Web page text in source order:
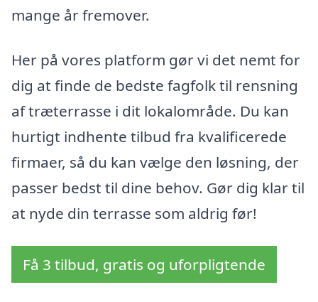
mange år fremover.
Her på vores platform gør vi det nemt for
dig at finde de bedste fagfolk til rensning
af træterrasse i dit lokalområde. Du kan
hurtigt indhente tilbud fra kvalificerede
firmaer, så du kan vælge den løsning, der
passer bedst til dine behov. Gør dig klar til
at nyde din terrasse som aldrig før!
Få 3 tilbud, gratis og uforpligtende